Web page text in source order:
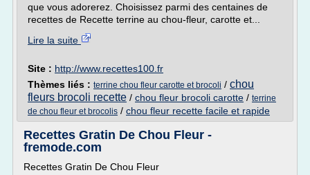
que vous adorerez. Choisissez parmi des centaines de
recettes de Recette terrine au chou-fleur, carotte et...
Lire la suite
Site : http://www.recettes100.fr
Thèmes liés : terrine chou fleur carotte et brocoli / chou
fleurs brocoli recette / chou fleur brocoli carotte / terrine
de chou fleur et brocolis / chou fleur recette facile et rapide
Recettes Gratin De Chou Fleur -
fremode.com
Recettes Gratin De Chou Fleur